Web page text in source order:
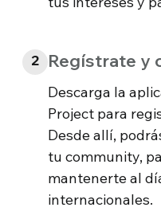
2 Regístrate y
Descarga la
Project para
Desde allí,
tu community,
mantenerte al
internacionales.